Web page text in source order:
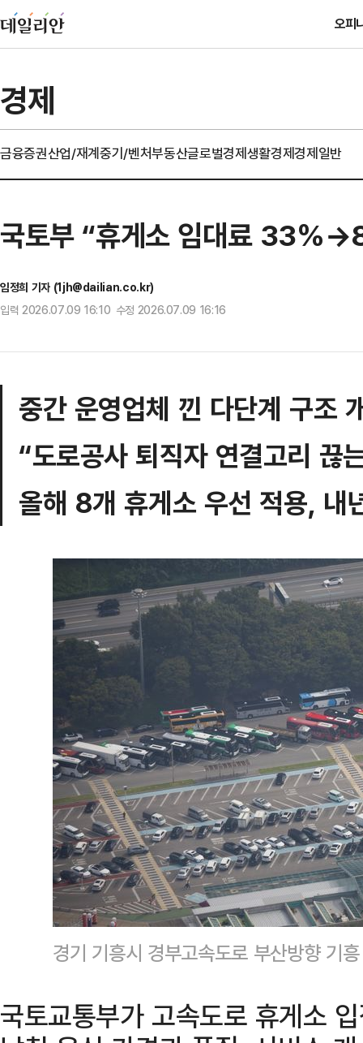
오피
경제
금융증권산업/재계중기/벤처부동산글로벌경제생활경제경제일반
국토부 “휴게소 임대료
임정희 기자 (1jh@dailian.co.kr)
입력 2026.07.09 16:10 수정 2026.07.09 16:16
중간 운영업체 낀 다단계 구조
“도로공사 퇴직자 연결고리 끊
올해 8개 휴게소 우선 적용,
경기 기흥시 경부고속도로 부산방향 기
국토교통부가 고속도로 휴게소